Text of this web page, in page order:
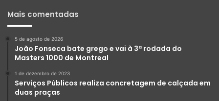
Mais comentadas
5 de agosto de 2026
João Fonseca bate grego e vai à 3ª rodada do
Masters 1000 de Montreal
1 de dezembro de 2023
Serviços Públicos realiza concretagem de calçada em
duas praças